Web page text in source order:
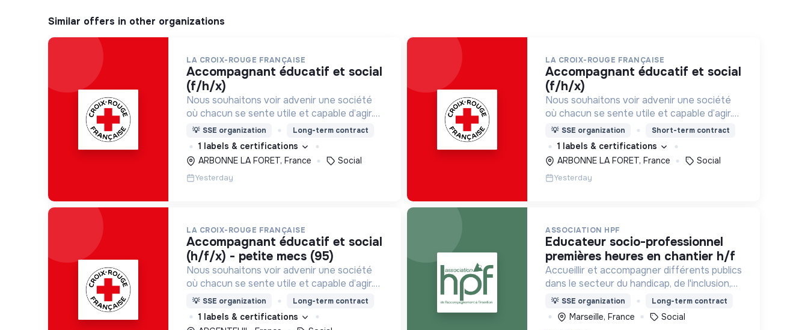
Similar offers in other organizations
LA CROIX-ROUGE FRANÇAISE
accompagnant éducatif et social
(f/h/x)
Nous souhaitons voir advenir une société
où chacun se sente utile et capable d’agir.
Pour cela, nous proposons des moyens et
des lieux d’engagement innovants et
adaptés à tous.
💡 SSE organization Long-term contract
1 labels & certifications
ARBONNE LA FORET, France
Social
Yesterday
LA CROIX-ROUGE FRANÇAISE
accompagnant éducatif et social
(f/h/x)
Nous souhaitons voir advenir une société
où chacun se sente utile et capable d’agir.
Pour cela, nous proposons des moyens et
des lieux d’engagement innovants et
adaptés à tous.
💡 SSE organization Short-term contract
1 labels & certifications
ARBONNE LA FORET, France
Social
Yesterday
LA CROIX-ROUGE FRANÇAISE
accompagnant éducatif et social
(h/f/x) - petite mecs (95)
Nous souhaitons voir advenir une société
où chacun se sente utile et capable d’agir.
Pour cela, nous proposons des moyens et
des lieux d’engagement innovants et
adaptés à tous.
💡 SSE organization Long-term contract
1 labels & certifications
ASSOCIATION HPF
educateur socio-professionnel
premières heures en chantier h/f
Accueillir et accompagner différents publics
dans le secteur du handicap, de l'inclusion,
de l’exil, de l’aide sociale à l’enfance et de
l’insertion par l’activité économique.
💡 SSE organization Long-term contract
Marseille, France Social